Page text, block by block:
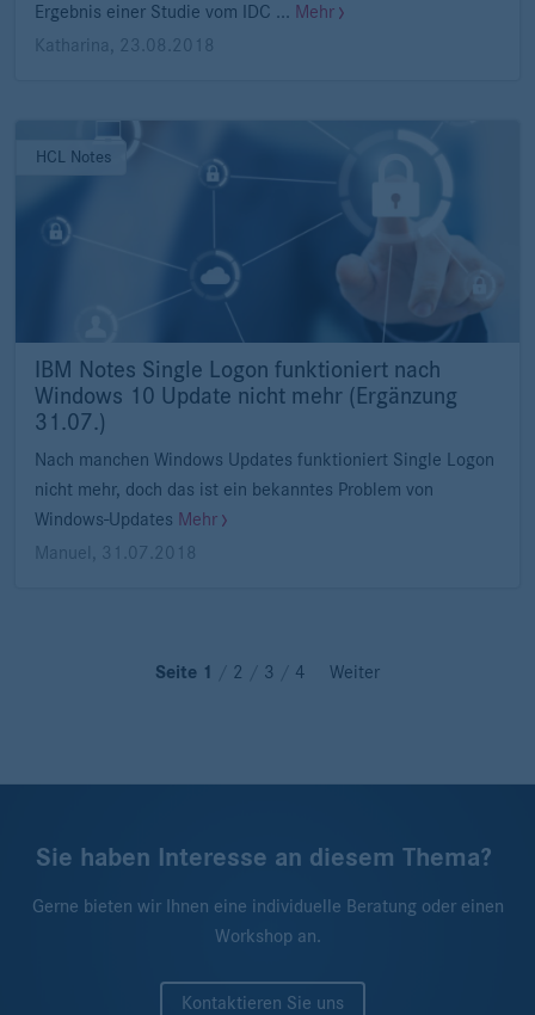
Ergebnis einer Studie vom IDC ... Mehr
Katharina
23.08.2018
HCL Notes
IBM Notes Single Logon funktioniert nach
Windows 10 Update nicht mehr (Ergänzung
31.07.)
Nach manchen Windows Updates funktioniert Single Logon
nicht mehr, doch das ist ein bekanntes Problem von
Windows-Updates Mehr
Manuel
31.07.2018
Seite 1 2 3 4 Weiter
Sie haben Interesse an diesem Thema?
Gerne bieten wir Ihnen eine individuelle Beratung oder einen
Workshop an.
Kontaktieren Sie uns